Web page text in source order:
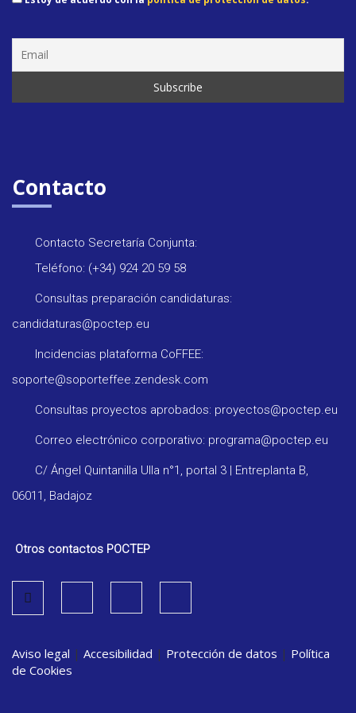
Contacto
Contacto Secretaría Conjunta:
Teléfono: (+34) 924 20 59 58
Consultas preparación candidaturas:
candidaturas@poctep.eu
Incidencias plataforma CoFFEE:
soporte@soporteffee.zendesk.com
Consultas proyectos aprobados: proyectos@poctep.eu
Correo electrónico corporativo: programa@poctep.eu
C/ Ángel Quintanilla Ulla n°1, portal 3 | Entreplanta B,
06011, Badajoz
Otros contactos POCTEP
Aviso legal | Accesibilidad | Protección de datos | Política
de Cookies